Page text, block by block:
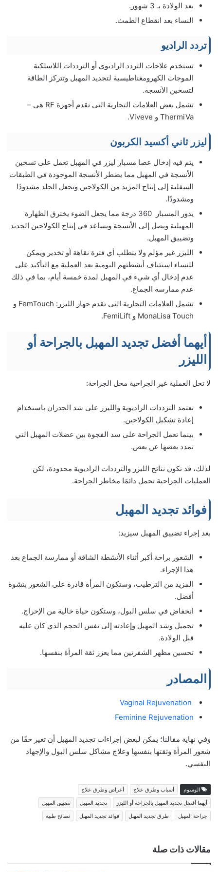
بعد الولادة بـ 3 شهور.
النساء بعد انقطاع الطمث.
تردد الراديو
تستخدم علاجات التردد الراديوي أو الترددات اللاسلكية
الموجات الكهرومغناطيسية لتجديد المهبل وتتركز الطاقة
لتسخين الأنسجة.
تشمل بعض العلامات التجارية التي تقدم أجهزة RF هي –
ThermiVa و Viveve.
ليزر ثاني أكسيد الكربون
يتم فيه إدخال عصا مسبار ليزر في المهبل تعمل على تسخين
الأنسجة في المهبل مما يضطر الأنسجة الموجودة في الطبقات
السفلية إلى إنتاج المزيد من الكولاجين وتجعل الجلد مشدودًا
ومشدودًا.
يدور المسبار 360 درجة مما يجعل الضوء يخترق الظهارة
المهبلية ويصل إلى الأنسجة ويساعد في إنتاج الكولاجين الجديد
وتضييق المهبل.
الليزر غير مؤلم ولا يتطلب أي فترة نقاهة أو تخدير ويمكن
للنساء استئناف أنشطتهم اليومية بعد العملية مع التأكيد على
عدم إدخال أي شيء في المهبل لمدة خمسة أيام، بما في ذلك
عدم ممارسة الجماع.
تشمل العلامات التجارية التي تقدم جهاز الليزر: FemTouch و
MonaLisa Touch و FemiLift.
أيهما أفضل تجديد المهبل بالجراحة أو
الليزر
لا تحل العملية غير الجراحية محل الجراحة:
تعتمد الترددات الراديوية والليزر على شد الجدران باستخدام
إعادة تشكيل الكولاجين.
بينما تعمل الجراحة على سد الفجوة بين عضلات المهبل التي
تمدد بعضها عن بعض.
لذلك، قد تكون نتائج الليزر والترددات الراديوية محدودة، لكن
العمليات الجراحية تحمل دائمًا مخاطر الجراحة.
فوائد تجديد المهبل
بعد إجراء تضييق المهبل سيزيد:
الشعور براحة أكبر أثناء الأنشطة الشاقة أو ممارسة الجماع بعد
هذا الإجراء.
المزيد من الترطيب، وستكون المرأة قادرة على الشعور بنشوة
أفضل.
انخفاض في سلس البول، وستكون حياة خالية من الإحراج.
تجميل وشد المهبل وإعادته إلى نفس الحجم الذي كان عليه
قبل الولادة.
تحسين مظهر الشفرتين مما يعزز ثقة المرأة بنفسها.
المصادر
Feminine Rejuvenation
وفي نهاية مقالنا؛ يمكن لبعض إجراءات تجديد المهبل أن تغير حقًا من
شعور المرأة وثقتها بنفسها وعلاج مشاكل سلس البول والإجهاد
النفسي.
الوسوم أسباب وطرق علاج
أعراض وطرق علاج
أيهما أفضل تجديد المهبل بالجراحة أو الليزر
تجديد المهبل
تضييق المهبل
جراحة المهبل
طرق تجديد المهبل فوائد تجديد المهبل نصائح طبية
مقالات ذات صلة